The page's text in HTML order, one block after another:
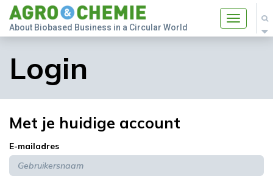
Toggle
About Biobased Business in a Circular World
Login
Met je huidige account
E-mailadres